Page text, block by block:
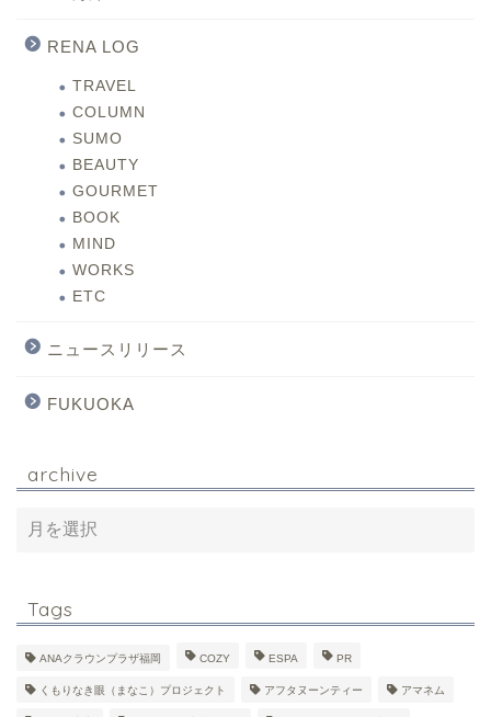
RENA LOG
TRAVEL
COLUMN
SUMO
BEAUTY
GOURMET
BOOK
MIND
WORKS
ETC
ニュースリリース
FUKUOKA
archive
Tags
ANAクラウンプラザ福岡 COZY ESPA PR
くもりなき眼（まなこ）プロジェクト アフタヌーンティー アマネム